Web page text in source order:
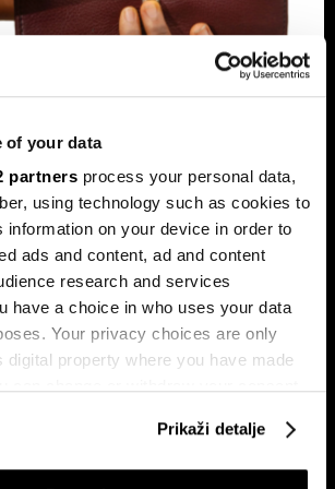
of your data
partners process your personal data,
using technology such as cookies to
information on your device in order to
ads and content, ad and content
research and services
have a choice in who uses your data
Your privacy choices are only
digital property where you have made
Prikaži detalje
od 50.000 KM prenizak
(BiH) traže povećanje limita za
nenamjenske kredite sa sadašnjih
da taj prag više ne odgovara rastu
Instant
BiH ulazi u eru instant plaćanja:
Transferi do 5.000 KM za svega